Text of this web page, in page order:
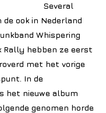
Several
ook in Nederland
Whispering
Rally hebben ze eerst
met het vorige
In de
het nieuwe album
genomen horde